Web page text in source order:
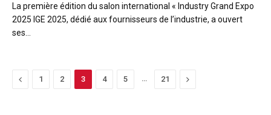
La première édition du salon international « Industry Grand Expo
2025 IGE 2025, dédié aux fournisseurs de l’industrie, a ouvert
ses…
Previous
1 2 3 4 5 21 Next